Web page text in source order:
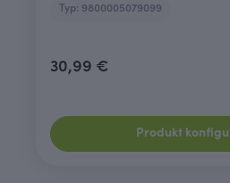
Typ: 9800005079099
30,99 €
Produkt